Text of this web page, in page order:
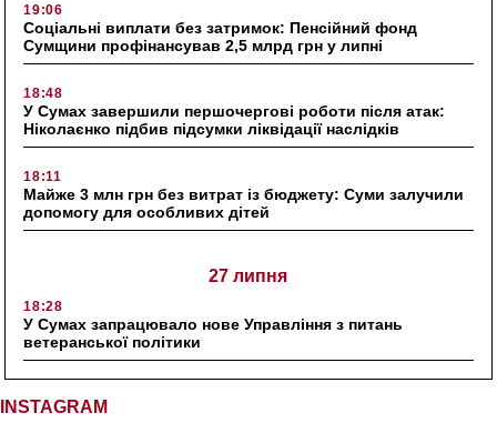
19:06
Соціальні виплати без затримок: Пенсійний фонд
Сумщини профінансував 2,5 млрд грн у липні
18:48
У Сумах завершили першочергові роботи після атак:
Ніколаєнко підбив підсумки ліквідації наслідків
18:11
Майже 3 млн грн без витрат із бюджету: Суми залучили
допомогу для особливих дітей
27 липня
18:28
У Сумах запрацювало нове Управління з питань
ветеранської політики
INSTAGRAM